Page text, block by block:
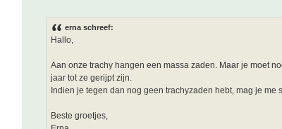
erna schreef:
Hallo,
Aan onze trachy hangen een massa zaden. Maar je moet
jaar tot ze gerijpt zijn.
Indien je tegen dan nog geen trachyzaden hebt, mag je me
Beste groetjes,